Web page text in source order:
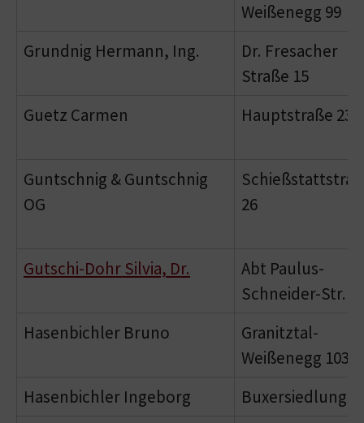
Weißenegg 99
Grundnig Hermann, Ing.
Dr. Fresacher
Straße 15
Guetz Carmen
Hauptstraße 23
Guntschnig & Guntschnig
OG
26
Gutschi-Dohr Silvia, Dr.
Abt Paulus-
Schneider-Str. 4
Hasenbichler Bruno
Granitztal-
Weißenegg 103
Hasenbichler Ingeborg
Buxersiedlung 9